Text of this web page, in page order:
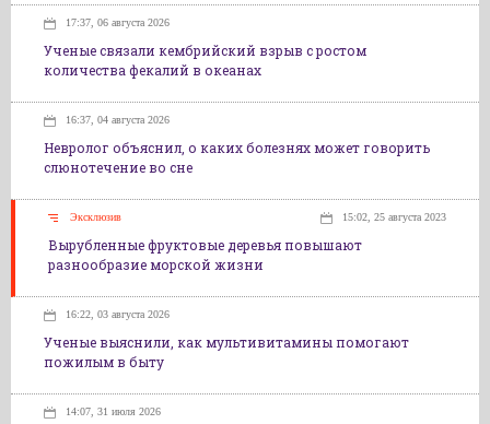
17:37, 06 августа 2026
Ученые связали кембрийский взрыв с ростом
количества фекалий в океанах
16:37, 04 августа 2026
Невролог объяснил, о каких болезнях может говорить
слюнотечение во сне
Эксклюзив 15:02, 25 августа 2023
Вырубленные фруктовые деревья повышают
разнообразие морской жизни
16:22, 03 августа 2026
Ученые выяснили, как мультивитамины помогают
пожилым в быту
14:07, 31 июля 2026